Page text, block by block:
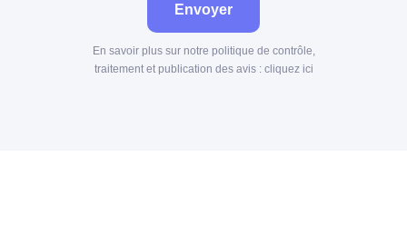
Envoyer
En savoir plus sur notre politique de contrôle,
traitement et publication des avis : cliquez ici